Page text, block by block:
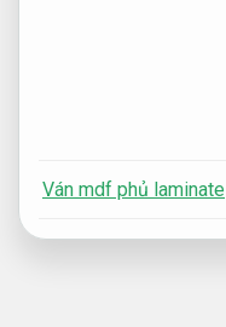
Ván mdf phủ laminate